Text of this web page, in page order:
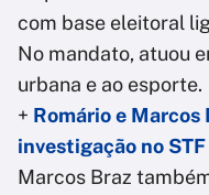
com base eleitoral
No mandato, atuou
urbana e ao esporte.
+ Romário e Marcos
investigação no
Marcos Braz